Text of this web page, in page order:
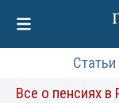
Статьи
Все о пенсиях в